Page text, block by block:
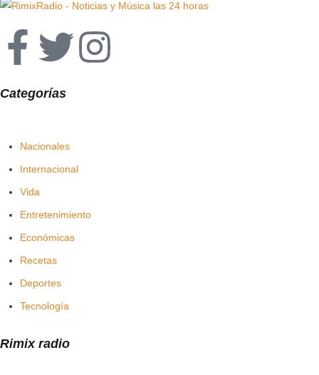
Rimix radio
Categorías
Nacionales
Internacional
Vida
Entretenimiento
Económicas
Recetas
Deportes
Tecnología